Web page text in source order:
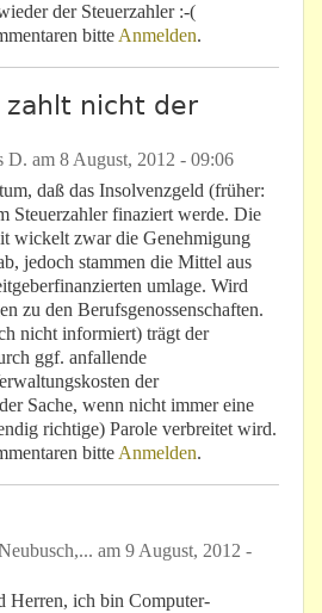
der Steuerzahler :-(
bitte Anmelden.
zahlt nicht der
D. am 8 August, 2012 - 09:06
daß das Insolvenzgeld (früher:
Steuerzahler finaziert werde. Die
wickelt zwar die Genehmigung
jedoch stammen die Mittel aus
umlage. Wird
zu den Berufsgenossenschaften.
nicht informiert) trägt der
ggf. anfallende
der
Sache, wenn nicht immer eine
richtige) Parole verbreitet wird.
bitte Anmelden.
am 9 August, 2012 -
Herren, ich bin Computer-